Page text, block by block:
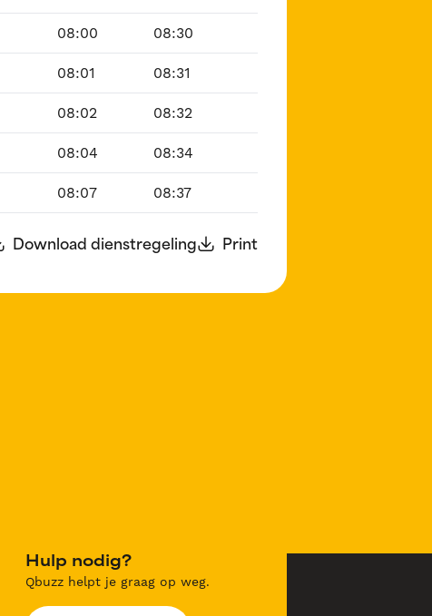
08:00 08:30
08:01 08:31
08:02 08:32
08:04 08:34
08:07 08:37
Download dienstregeling Print
Hulp nodig?
Qbuzz helpt je graag op weg.